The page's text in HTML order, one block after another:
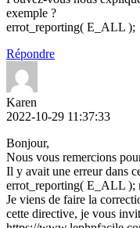
exemple ?
errot_reporting( E_ALL );
Répondre
Karen
2022-10-29 11:37:33
Bonjour,
Nous vous remercions
Il y avait une erreur dans
errot_reporting( E_ALL );
Je viens de faire la
cette directive, je vous